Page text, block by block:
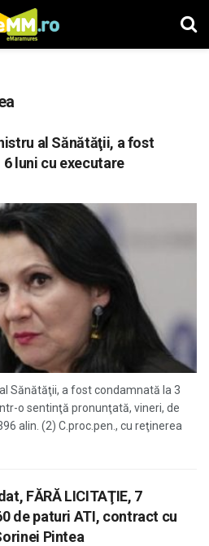
al Sănătăţii, a fost
luni cu executare
Sănătăţii, a fost condamnată la 3
o sentinţă pronunţată, vineri, de
alin. (2) C.proc.pen., cu reţinerea
FĂRĂ LICITAŢIE, 7
de paturi ATI, contract cu
Pintea